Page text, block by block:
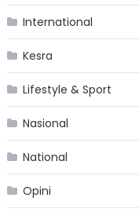
International
Kesra
Lifestyle & Sport
Nasional
National
Opini